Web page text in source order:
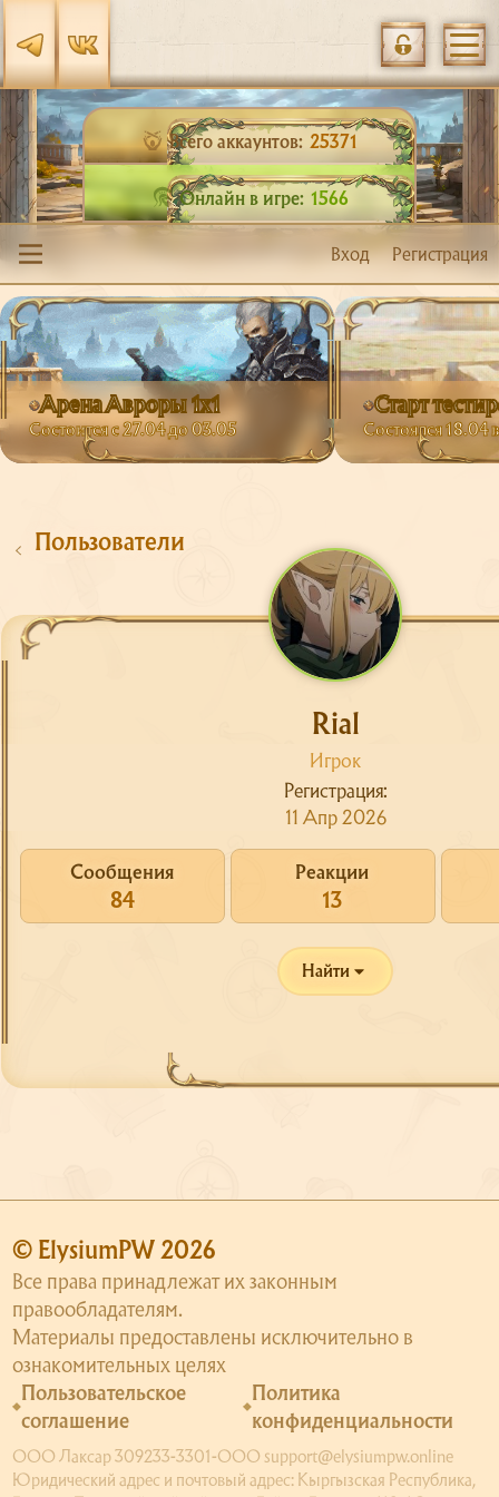
Сайт
Форум
О сервере
Скачать
Поддержка
Всего аккаунтов: 25371
Онлайн в игре: 1566
Вход Регистрация
Арена Авроры 1х1
Состоится с 27.04 до 03.05
Старт
Состоялся 18.04
Пользователи
Rial
Игрок
Регистрация
11 Апр 2026
Сообщения
84
Реакции
13
Найти
© ElysiumPW 2026
Все права принадлежат их законным
правообладателям.
Материалы предоставлены исключительно в
ознакомительных целях
Пользовательское
соглашение
Политика
конфиденциальности
ООО Лаксар 309233-3301-ООО support@elysiumpw.online
Юридический адрес и почтовый адрес: Кыргызская Республика,